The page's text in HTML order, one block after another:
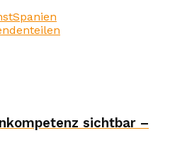
Spanien
teilen
sichtbar –